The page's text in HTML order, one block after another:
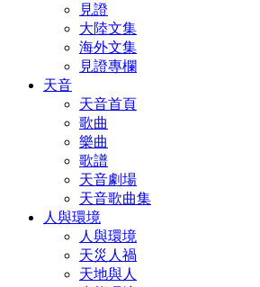
見證
大陸文集
海外文集
見證專欄
天音
天音首頁
歌曲
樂曲
歌譜
天音劇場
天音歌曲集
人與環境
人與環境
天災人禍
天地與人